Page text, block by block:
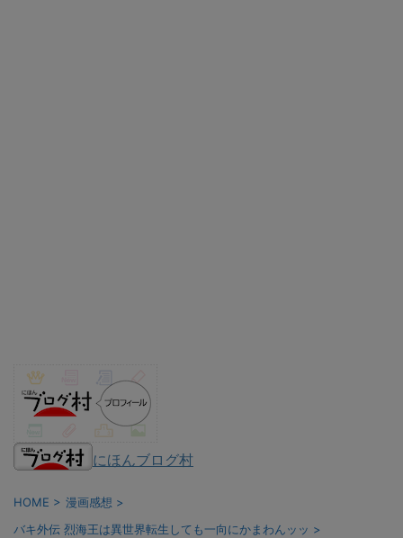
にほんブログ村
HOME > 漫画感想 >
バキ外伝 烈海王は異世界転生しても一向にかまわんッッ >